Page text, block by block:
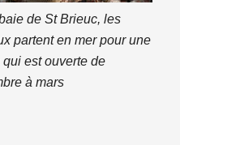
de St Brieuc, les
partent en mer pour une
qui est ouverte de
à mars